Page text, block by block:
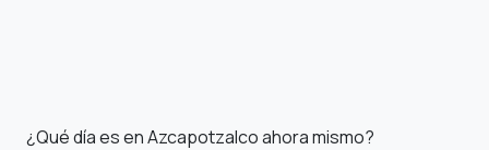
¿Qué día es en Azcapotzalco ahora mismo?